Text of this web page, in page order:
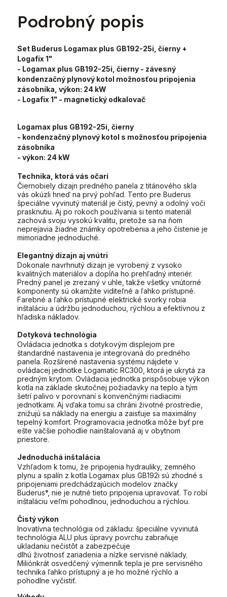
Podrobný popis
Set Buderus Logamax plus GB192-25i, čierny +
Logafix 1"
- Logamax plus GB192-25i, čierny - závesný
kondenzačný plynový kotol možnosťou pripojenia
zásobníka, výkon: 24 kW
- Logafix 1" - magnetický odkalovač
Logamax plus GB192-25i, čierny
- kondenzačný plynový kotol s možnosťou pripojenia
zásobníka
- výkon: 24 kW
Technika, ktorá vás očarí
Čiernobiely dizajn predného panela z titánového skla
vás okúzli hneď na prvý pohľad. Tento pre Buderus
špeciálne vyvinutý materiál je čistý, pevný a odolný voči
prasknutiu. Aj po rokoch používania si tento materiál
zachová svoju vysokú kvalitu, pretože sa na ňom
neprejavia žiadne známky opotrebenia a jeho čistenie je
mimoriadne jednoduché.
Elegantný dizajn aj vnútri
Dokonale navrhnutý dizajn je vyrobený z vysoko
kvalitných materiálov a dopĺňa ho prehľadný interiér.
Predný panel je zrezaný v uhle, takže všetky vnútorné
komponenty sú okamžite viditeľné a ľahko prístupné.
Farebné a ľahko prístupné elektrické svorky robia
inštaláciu a údržbu jednoduchou, rýchlou a efektívnou z
hľadiska nákladov.
Dotyková technológia
Ovládacia jednotka s dotykovým displejom pre
štandardné nastavenia je integrovaná do predného
panela. Rozšírené nastavenia systému nájdete v
ovládacej jednotke Logamatic RC300, ktorá je ukrytá za
predným krytom. Ovládacia jednotka prispôsobuje výkon
kotla na základe skutočnej požiadavky na teplo a tým
šetrí palivo v porovnaní s konvenčnými riadiacimi
jednotkami. Aj vďaka tomu sa chráni životné prostredie,
znižujú sa náklady na energiu a zaisťuje sa maximálny
tepelný komfort. Programovacia jednotka môže byť pre
ešte väčšie pohodlie nainštalovaná aj v obytnom
priestore.
Jednoduchá inštalácia
Vzhľadom k tomu, že pripojenia hydrauliky, zemného
plynu a spalín z kotla Logamax plus GB192i sú zhodné s
pripojeniami predchádzajúcich modelov značky
Buderus*, nie je nutné tieto pripojenia upravovať. To robí
inštaláciu veľmi pohodlnou, jednoduchou a rýchlou.
Čistý výkon
Inovatívna technológia od základu: špeciálne vyvinutá
technológia ALU plus úpravy povrchu zabraňuje
ukladaniu nečistôt a zabezpečuje
dlhú životnosť zariadenia a nízke servisné náklady.
Miliónkrát osvedčený výmenník tepla je pre servisného
technika ľahko prístupný a je ho možné rýchlo a
pohodlne vyčistiť.